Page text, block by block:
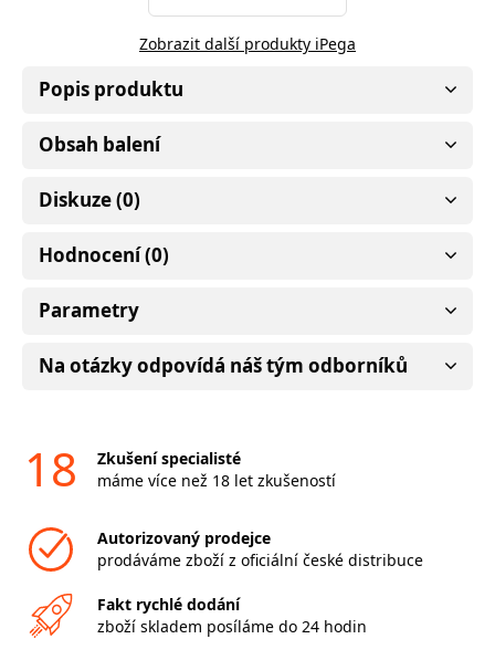
Zobrazit další produkty iPega
Popis produktu
Obsah balení
Diskuze (0)
Hodnocení (0)
Parametry
Na otázky odpovídá náš tým odborníků
18
Zkušení specialisté
máme více než 18 let zkušeností
Autorizovaný prodejce
prodáváme zboží z oficiální české distribuce
Fakt rychlé dodání
zboží skladem posíláme do 24 hodin